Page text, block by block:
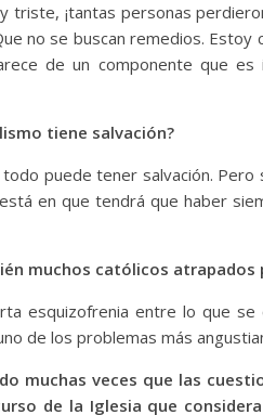
triste, ¡tantas personas
no se buscan remedios.
de un componente que
tiene salvación?
puede tener salvación.
en que tendrá que haber
muchos católicos
esquizofrenia entre lo que
de los problemas más
muchas veces que las
de la Iglesia que